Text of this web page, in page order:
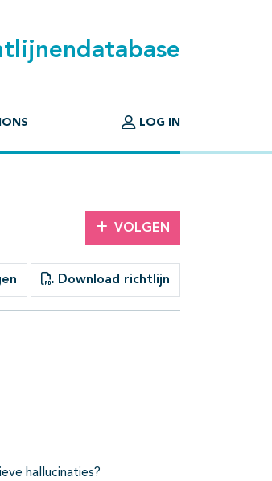
LOG IN
VOLGEN
Download richtlijn
hallucinaties?